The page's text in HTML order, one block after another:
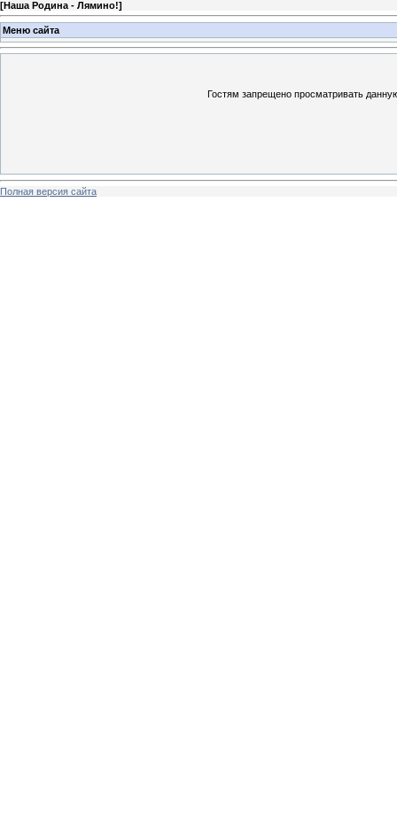
[Наша Родина - Лямино!]
Меню сайта
Гостям запрещено просматривать
Полная версия сайта